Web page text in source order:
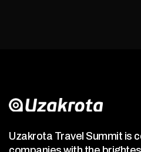
Uzakrota Travel Summit is